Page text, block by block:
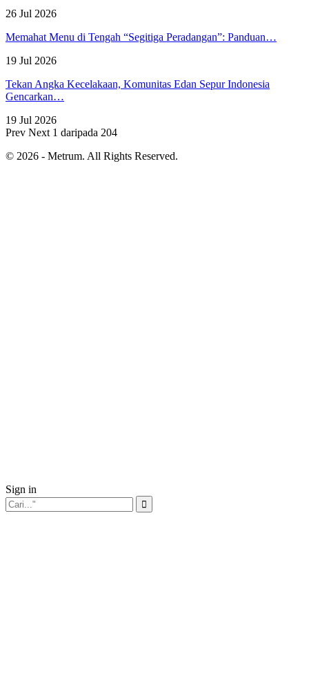
26 Jul 2026
Memahat Menu di Tengah “Segitiga Peradangan”: Panduan…
19 Jul 2026
Tekan Angka Kecelakaan, Komunitas Edan Sepur Indonesia
Gencarkan…
19 Jul 2026
Prev Next 1 daripada 204
© 2026 - Metrum. All Rights Reserved.
Sign in